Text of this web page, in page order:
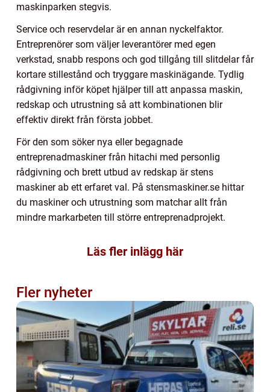
maskinparken stegvis.
Service och reservdelar är en annan nyckelfaktor.
Entreprenörer som väljer leverantörer med egen
verkstad, snabb respons och god tillgång till slitdelar får
kortare stillestånd och tryggare maskinägande. Tydlig
rådgivning inför köpet hjälper till att anpassa maskin,
redskap och utrustning så att kombinationen blir
effektiv direkt från första jobbet.
För den som söker nya eller begagnade
entreprenadmaskiner från hitachi med personlig
rådgivning och brett utbud av redskap är stens
maskiner ab ett erfaret val. På stensmaskiner.se hittar
du maskiner och utrustning som matchar allt från
mindre markarbeten till större entreprenadprojekt.
Läs fler inlägg här
Fler nyheter